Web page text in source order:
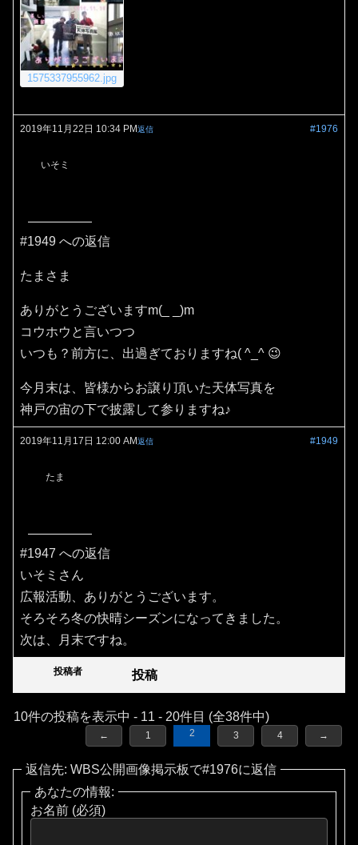
1575337955962.jpg
2019年11月22日 10:34 PM #1976
返信
いそミ
#1949 への返信
たまさま
ありがとうございますm(_ _)m
コウホウと言いつつ
いつも？前方に、出過ぎておりますね( ^_^ 😉
今月末は、皆様からお譲り頂いた天体写真を
神戸の宙の下で披露して参りますね♪
2019年11月17日 12:00 AM #1949
返信
たま
#1947 への返信
いそミさん
広報活動、ありがとうございます。
そろそろ冬の快晴シーズンになってきました。
次は、月末ですね。
投稿者 投稿
10件の投稿を表示中 - 11 - 20件目 (全38件中)
← 1 2 3 4 →
返信先: WBS公開画像掲示板で#1976に返信
あなたの情報:
お名前 (必須)